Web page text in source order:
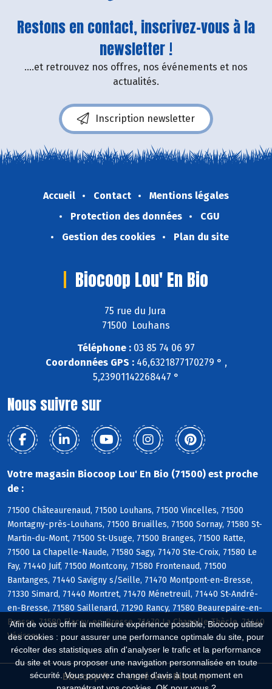
Afin de vous offrir la meilleure expérience possible, Biocoop utilise
des cookies : pour assurer une performance optimale du site, pour
récolter des statistiques afin d'analyser le trafic et la performance
du site et vous proposer une navigation personnalisée en toute
sécurité. Vous pouvez changer d'avis à tout moment en
Restons en contact, inscrivez-vous à la
newsletter !
....et retrouvez nos offres, nos événements et nos
actualités.
Inscription newsletter
Accueil Contact
Mentions légales
Protection des données
CGU
Gestion des cookies
Plan du site
Biocoop Lou' En Bio
75 rue du Jura
71500 Louhans
Téléphone : 03 85 74 06 97
Coordonnées GPS :46,6321877170279 ° ,
5,23901142268447 °
Nous suivre sur
Votre magasin Biocoop Lou' En Bio (71500) est proche
de :
71500 Châteaurenaud, 71500 Louhans, 71500 Vincelles, 71500
Montagny-près-Louhans, 71500 Bruailles, 71500 Sornay, 71580 St-
Martin-du-Mont, 71500 St-Usuge, 71500 Branges, 71500 Ratte,
71500 La Chapelle-Naude, 71580 Sagy, 71470 Ste-Croix, 71580 Le
Fay, 71440 Juif, 71500 Montcony, 71580 Frontenaud, 71500
Bantanges, 71440 Savigny s/Seille, 71470 Montpont-en-Bresse,
71330 Simard, 71440 Montret, 71470 Ménetreuil, 71440 St-André-
en-Bresse, 71580 Saillenard, 71290 Rancy, 71580 Beaurepaire-en-
Bresse, 71580 Flacey-en-Bresse, 71470 La Chapelle-Thècle, 71440
Vérissey
Biocoop.fr
Le réseau Biocoop